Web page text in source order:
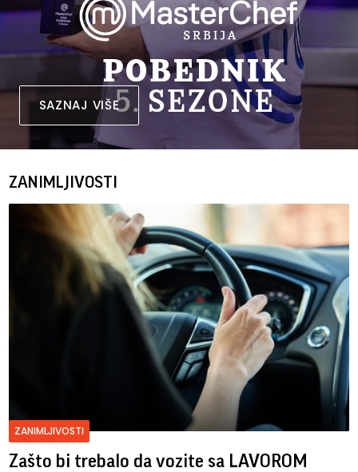
SAZNAJ VIŠE
ZANIMLJIVOSTI
ZANIMLJIVOSTI
Zašto bi trebalo da vozite sa LAVOROM